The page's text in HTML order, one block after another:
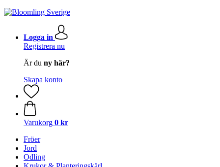
Logga in
Registrera nu
Är du ny här?
Skapa konto
Varukorg 0 kr
Fröer
Jord
Odling